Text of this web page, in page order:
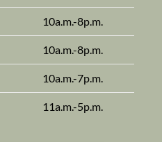
10a.m.-8p.m.
10a.m.-8p.m.
10a.m.-7p.m.
11a.m.-5p.m.